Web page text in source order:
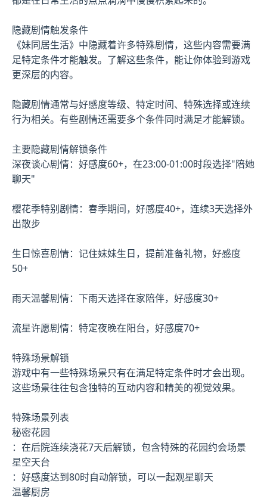
隐藏剧情触发条件
《妹同居生活》中隐藏着许多特殊剧情，这些内容需要满
足特定条件才能触发。了解这些条件，能让你体验到游戏
更深层的内容。
隐藏剧情通常与好感度等级、特定时间、特殊选择或连续
行为相关。有些剧情还需要多个条件同时满足才能解锁。
主要隐藏剧情解锁条件
深夜谈心剧情：好感度60+，在23:00-01:00时段选择"陪她
聊天"
樱花季特别剧情：春季期间，好感度40+，连续3天选择外
出散步
生日惊喜剧情：记住妹妹生日，提前准备礼物，好感度
50+
雨天温馨剧情：下雨天选择在家陪伴，好感度30+
流星许愿剧情：特定夜晚在阳台，好感度70+
特殊场景解锁
游戏中有一些特殊场景只有在满足特定条件时才会出现。
这些场景往往包含独特的互动内容和精美的视觉效果。
特殊场景列表
秘密花园
：在后院连续浇花7天后解锁，包含特殊的花园约会场景
星空天台
：好感度达到80时自动解锁，可以一起观星聊天
温馨厨房